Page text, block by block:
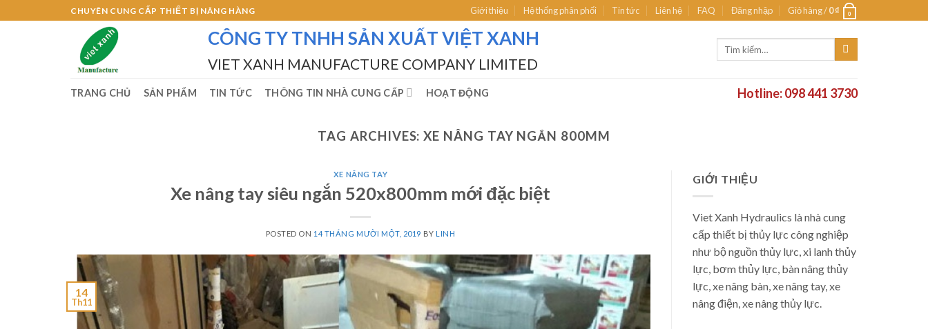
to
CHUYÊN CUNG CẤP THIẾT BỊ NÂNG HÀNG Giới thiệu Hệ thống phân phối Tin tức Liên hệ FAQ Đăng nhập Giỏ hàng /0₫ 0
CÔNG TY TNHH SẢN XUẤT VIỆT XANH
VIET XANH MANUFACTURE COMPANY LIMITED
TRANG CHỦ SẢN PHẨM TIN TỨC THÔNG TIN NHÀ CUNG CẤP HOẠT ĐỘNG Hotline: 098 441 3730
TAG ARCHIVES:XE NÂNG TAY NGẮN 800MM
XE NÂNG TAY
Xe nâng tay siêu ngắn 520x800mm mới đặc biệt
POSTED ON 14 THÁNG MƯỜI MỘT, 2019 BYLINH
14
Th11
GIỚI THIỆU
Viet Xanh Hydraulics là nhà cung
cấp thiết bị thủy lực công nghiệp
như bộ nguồn thủy lực, xi lanh thủy
lực, bơm thủy lực, bàn nâng thủy
lực, xe nâng bàn, xe nâng tay, xe
nâng điện, xe nâng thủy lực.